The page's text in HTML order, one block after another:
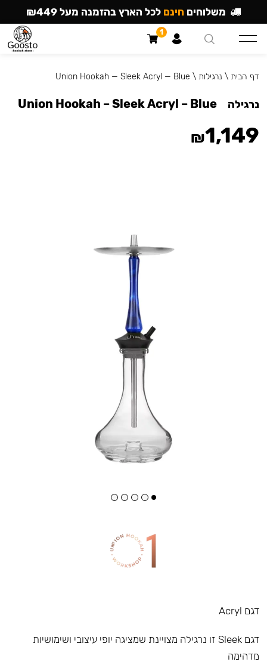
דגם Acryl
דגם Sleek זו נרגילה מצויינת שמציגה יופי עיצובי ושימושיות
מדהימה
דף הבית \ נרגילות \
Union Hookah — Sleek Acryl — Blue
נרגילה Union Hookah – Sleek Acryl – Blue
₪1,149
משלוחים חינם לכל הארץ בהזמנה מעל ₪449
1